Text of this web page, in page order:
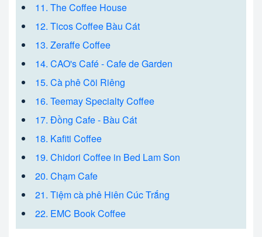
11. The Coffee House
12. Ticos Coffee Bàu Cát
13. Zeraffe Coffee
14. CAO's Café - Cafe de Garden
15. Cà phê Cõi Riêng
16. Teemay Specialty Coffee
17. Đồng Cafe - Bàu Cát
18. Kafiti Coffee
19. Chidori Coffee in Bed Lam Son
20. Chạm Cafe
21. Tiệm cà phê Hiên Cúc Trắng
22. EMC Book Coffee